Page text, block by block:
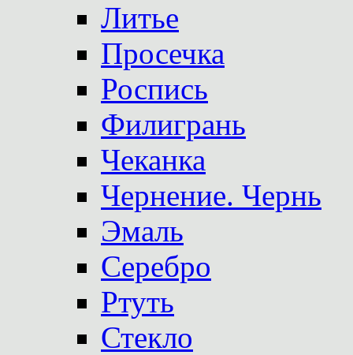
Литье
Просечка
Роспись
Филигрань
Чеканка
Чернение. Чернь
Эмаль
Серебро
Ртуть
Стекло